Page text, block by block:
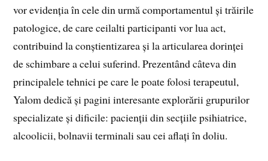
vor evidenția în cele din urmă comportamentul și trăirile
patologice, de care ceilalti participanti vor lua act,
contribuind la conștientizarea și la articularea dorinței
de schimbare a celui suferind. Prezentând câteva din
principalele tehnici pe care le poate folosi terapeutul,
Yalom dedică și pagini interesante explorării grupurilor
specializate și dificile: pacienții din secțiile psihiatrice,
alcoolicii, bolnavii terminali sau cei aflați în doliu.